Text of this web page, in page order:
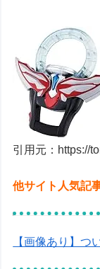
引用元：https://
他サイト人気記
【画像あり】つ